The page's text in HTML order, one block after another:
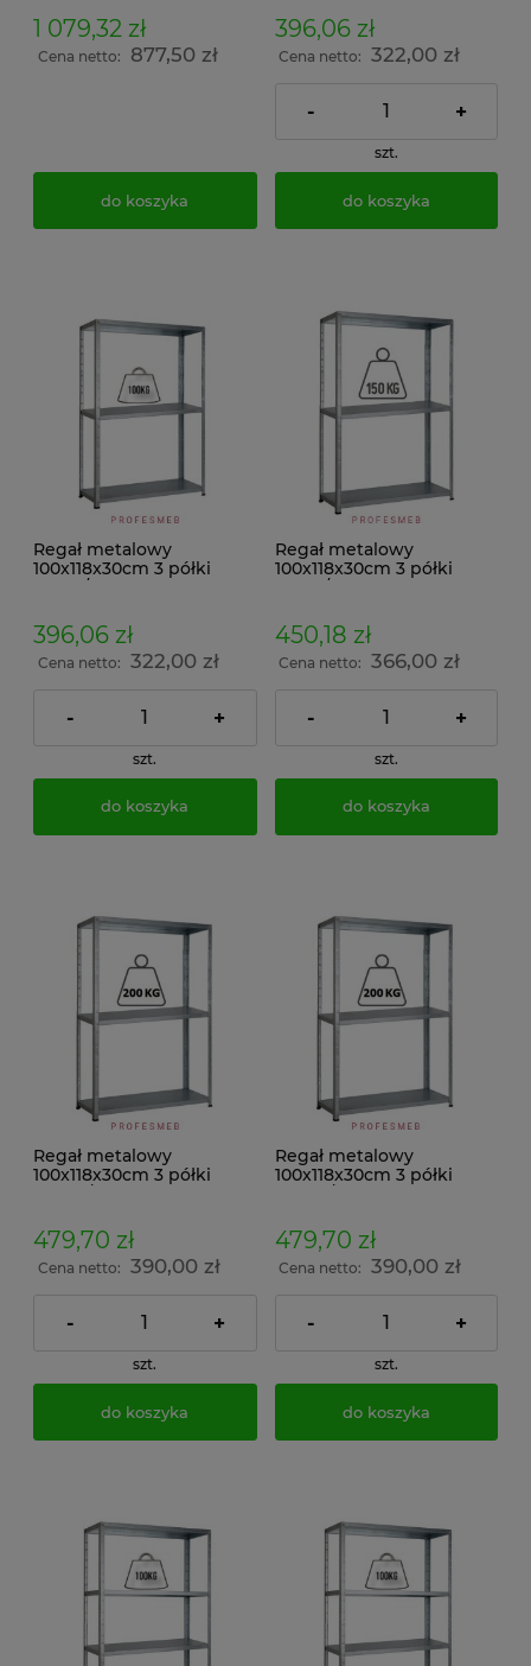
1 079,32 zł
Cena netto: 877,50 zł
do koszyka
dokumenty w archiwum i
do magazynu
396,06 zł
Cena netto: 322,00 zł
- +
szt.
do koszyka
Regał metalowy
100x118x30cm 3 półki
100kg/p ocynkowany
dokumenty w archiwum i
do magazynu
396,06 zł
Cena netto: 322,00 zł
- +
szt.
do koszyka
Regał metalowy
100x118x30cm 3 półki
150kg/p ocynkowany
dokumenty w archiwum i
do magazynu
450,18 zł
Cena netto: 366,00 zł
- +
szt.
do koszyka
Regał metalowy
100x118x30cm 3 półki
dokumenty w archiwum i
do magazynu
479,70 zł
Cena netto: 390,00 zł
- +
szt.
do koszyka
Regał metalowy
100x118x30cm 3 półki
dokumenty w archiwum i
do magazynu
479,70 zł
Cena netto: 390,00 zł
- +
szt.
do koszyka